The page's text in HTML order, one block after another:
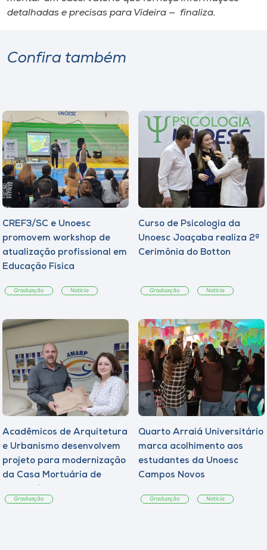
detalhadas e precisas para Videira — finaliza.
Confira também
CREF3/SC e Unoesc
promovem workshop de
atualização profissional em
Educação Física
Graduação Notícia
Curso de Psicologia da
Unoesc Joaçaba realiza 2ª
Cerimônia do Botton
Graduação Notícia
Acadêmicos de Arquitetura
e Urbanismo desenvolvem
projeto para modernização
da Casa Mortuária de
Graduação
Quarto Arraiá Universitário
marca acolhimento aos
estudantes da Unoesc
Campos Novos
Graduação Notícia